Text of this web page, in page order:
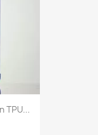
TPU...